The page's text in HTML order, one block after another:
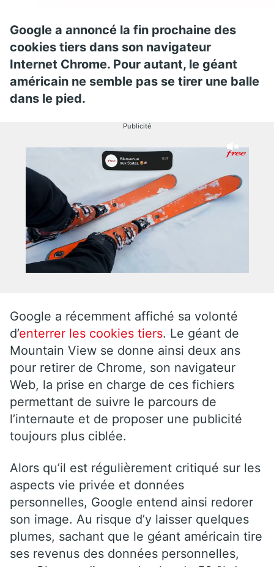
Google a annoncé la fin prochaine des
cookies tiers dans son navigateur
Internet Chrome. Pour autant, le géant
américain ne semble pas se tirer une balle
dans le pied.
Publicité
Google a récemment affiché sa volonté
d’enterrer les cookies tiers. Le géant de
Mountain View se donne ainsi deux ans
pour retirer de Chrome, son navigateur
Web, la prise en charge de ces fichiers
permettant de suivre le parcours de
l’internaute et de proposer une publicité
toujours plus ciblée.
Alors qu’il est régulièrement critiqué sur les
aspects vie privée et données
personnelles, Google entend ainsi redorer
son image. Au risque d’y laisser quelques
plumes, sachant que le géant américain tire
ses revenus des données personnelles,